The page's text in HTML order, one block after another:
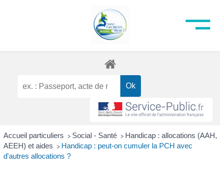
Accueil particuliers > Social - Santé > Handicap : allocations (AAH,
AEEH) et aides > Handicap : peut-on cumuler la PCH avec
d'autres allocations ?